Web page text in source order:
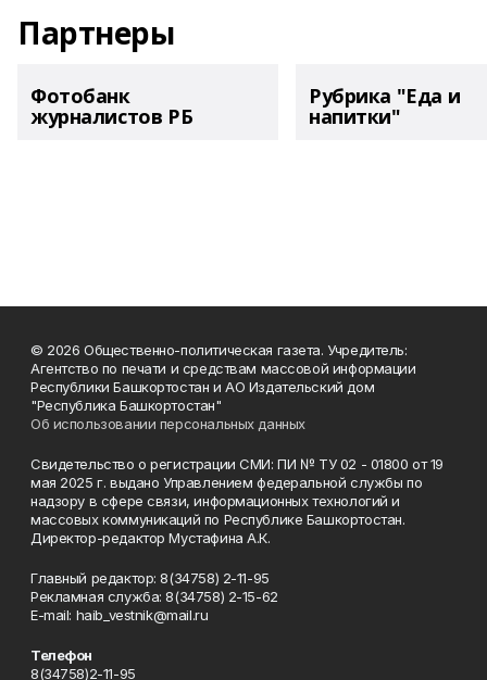
Партнеры
Фотобанк
журналистов РБ
Рубрика "Еда и
напитки"
© 2026 Общественно-политическая газета. Учредитель:
Агентство по печати и средствам массовой информации
Республики Башкортостан и АО Издательский дом
"Республика Башкортостан"
Об использовании персональных данных
Свидетельство о регистрации СМИ: ПИ № ТУ 02 - 01800 от 19
мая 2025 г. выдано Управлением федеральной службы по
надзору в сфере связи, информационных технологий и
массовых коммуникаций по Республике Башкортостан.
Директор-редактор Мустафина А.К.
Главный редактор: 8(34758) 2-11-95
Рекламная служба: 8(34758) 2-15-62
Е-mаil: haib_vestnik@mail.ru
Телефон
8(34758)2-11-95